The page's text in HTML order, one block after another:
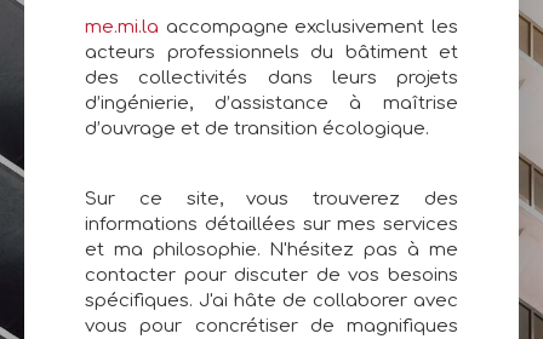
me.mi.la accompagne exclusivement les
acteurs professionnels du bâtiment et
des collectivités dans leurs projets
d’ingénierie, d’assistance à maîtrise
d’ouvrage et de transition écologique.
Sur ce site, vous trouverez des
informations détaillées sur mes services
et ma philosophie. N'hésitez pas à me
contacter pour discuter de vos besoins
spécifiques. J'ai hâte de collaborer avec
vous pour concrétiser de magnifiques